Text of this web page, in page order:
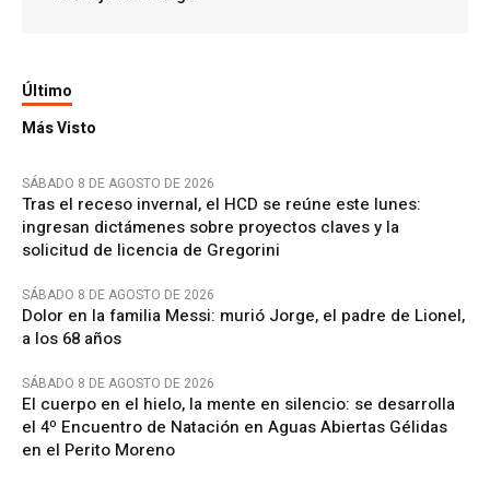
Último
Más Visto
SÁBADO 8 DE AGOSTO DE 2026
Tras el receso invernal, el HCD se reúne este lunes:
ingresan dictámenes sobre proyectos claves y la
solicitud de licencia de Gregorini
SÁBADO 8 DE AGOSTO DE 2026
Dolor en la familia Messi: murió Jorge, el padre de Lionel,
a los 68 años
SÁBADO 8 DE AGOSTO DE 2026
El cuerpo en el hielo, la mente en silencio: se desarrolla
el 4º Encuentro de Natación en Aguas Abiertas Gélidas
en el Perito Moreno